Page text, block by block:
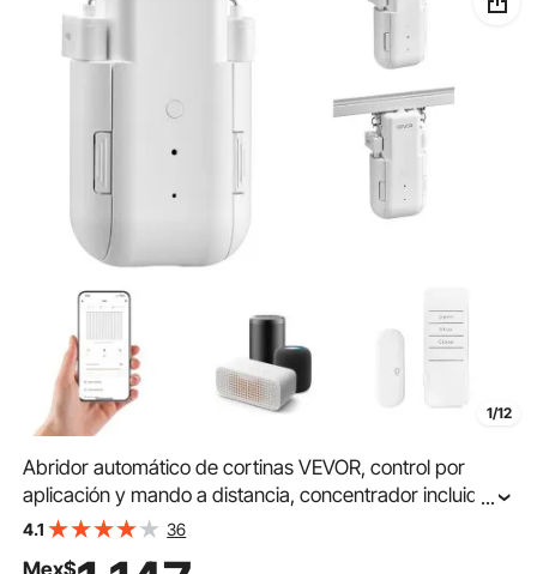
1/12
Abridor automático de cortinas VEVOR, control por
aplicación y mando a distancia, concentrador incluido,
abridor de cortinas eléctrico inteligente compatible con
...
4.1 36
Mex$